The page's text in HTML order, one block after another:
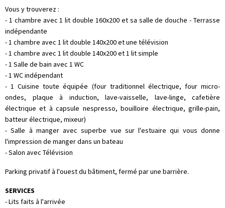
Vous y trouverez :
- 1 chambre avec 1 lit double 160x200 et sa salle de douche - Terrasse
indépendante
- 1 chambre avec 1 lit double 140x200 et une télévision
- 1 chambre avec 1 lit double 140x200 et 1 lit simple
- 1 Salle de bain avec 1 WC
- 1 WC indépendant
- 1 Cuisine toute équipée (four traditionnel électrique, four micro-
ondes, plaque à induction, lave-vaisselle, lave-linge, cafetière
électrique et à capsule nespresso, bouilloire électrique, grille-pain,
batteur électrique, mixeur)
- Salle à manger avec superbe vue sur l'estuaire qui vous donne
l'impression de manger dans un bateau
- Salon avec Télévision
Parking privatif à l'ouest du bâtiment, fermé par une barrière.
SERVICES
- Lits faits à l'arrivée